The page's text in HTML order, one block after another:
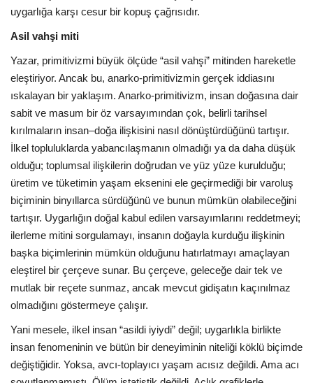
uygarlığa karşı cesur bir kopuş çağrısıdır.
Asil vahşi miti
Yazar, primitivizmi büyük ölçüde “asil vahşi” mitinden hareketle
eleştiriyor. Ancak bu, anarko-primitivizmin gerçek iddiasını
ıskalayan bir yaklaşım. Anarko-primitivizm, insan doğasına dair
sabit ve masum bir öz varsayımından çok, belirli tarihsel
kırılmaların insan–doğa ilişkisini nasıl dönüştürdüğünü tartışır.
İlkel topluluklarda yabancılaşmanın olmadığı ya da daha düşük
olduğu; toplumsal ilişkilerin doğrudan ve yüz yüze kurulduğu;
üretim ve tüketimin yaşam eksenini ele geçirmediği bir varoluş
biçiminin binyıllarca sürdüğünü ve bunun mümkün olabileceğini
tartışır. Uygarlığın doğal kabul edilen varsayımlarını reddetmeyi;
ilerleme mitini sorgulamayı, insanın doğayla kurduğu ilişkinin
başka biçimlerinin mümkün olduğunu hatırlatmayı amaçlayan
eleştirel bir çerçeve sunar. Bu çerçeve, geleceğe dair tek ve
mutlak bir reçete sunmaz, ancak mevcut gidişatın kaçınılmaz
olmadığını göstermeye çalışır.
Yani mesele, ilkel insan “asildi iyiydi” değil; uygarlıkla birlikte
insan fenomeninin ve bütün bir deneyiminin niteliği köklü biçimde
değiştiğidir. Yoksa, avcı-toplayıcı yaşam acısız değildi. Ama acı